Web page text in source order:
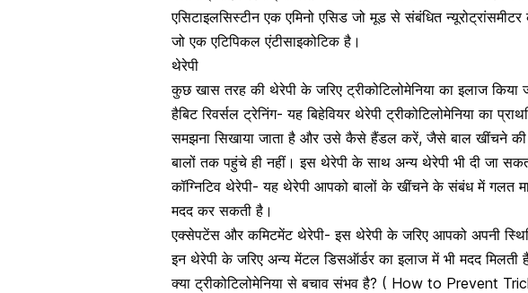
एसिटाइलसिस्टीन एक एमिनो एसिड जो मूड से संबंधित
जो एक एटिपिकल एंटीसाइकोटिक है।
थेरेपी
कुछ खास तरह की थेरेपी के जरिए ट्रीकोटिलोमेनिया का इलाज किया
हैबिट रिवर्सल ट्रेनिंग- यह बिहेवियर थेरेपी ट्रीकोटिलोमेनिया का
समझना सिखाया जाता है और उसे कैसे हैंडल करें, जैसे बाल खींचने की
बालों तक पहुंचे ही नहीं। इस थेरेपी के साथ अन्य थेरेपी भी दी जा
कॉग्निटिव थेरेपी-यह थेरेपी आपको बालों के खींचनेके संबंध में गलत
मदद कर सकती है।
एक्सेपटेंस और कमिटमेंट थेरेपी- इस थेरेपी के जरिए आपको अपनी
इन थेरेपी के जरिए अन्यमेंटल डिसऑर्डर का इलाजमें भी मदद मिलती
क्या ट्रीकोटिलोमेनिया से बचाव संभव है? ( How to Prevent